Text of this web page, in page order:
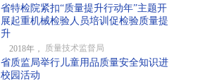
省特检院紧扣“质量提升行动年”主题开
展起重机械检验人员培训促检验质量提
升
2018年， 质量技术监督局
省质监局举行儿童用品质量安全知识进
校园活动